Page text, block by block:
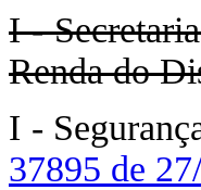
I -
Renda do
I -
37895 de